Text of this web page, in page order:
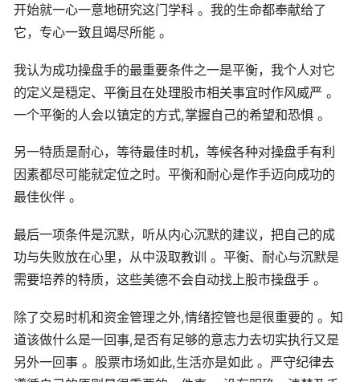
开始就一心一意地研究这门学科 。我的生命都奉献给了
它，专心一致且竭尽所能 。
我认为成功操盘手的最重要条件之一是平衡，我个人对它
的定义是穏定、平衡且在处理股市相关事宜时作风威严 。
一个平衡的人会以镇定的方式,掌握自己的希望和恐惧 。
另一特质是耐心，等待最佳时机，等候各种对操盘手有利
因素都尽可能就定位之时。平衡和耐心是作手迈向成功的
最佳伙伴 。
最后一项条件是沉默，听从内心沉默的建议，把自己的成
功与失败放在心里，从中汲取教训 。平衡、耐心与沉默是
需要培养的特质，这些美德不会自动找上股市操盘手 。
除了交易时机和资金管理之外,情绪控管也是很重要的 。知
道该做什么是一回事,是否有足够的意志力去切实执行又是
另外一回事 。股票市场如此,生活亦是如此 。严守纪律去